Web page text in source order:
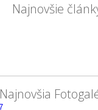
Najnovšie
Najnovšia